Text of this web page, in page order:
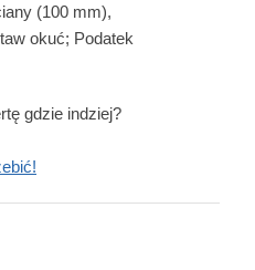
(100 mm),
okuć; Podatek
gdzie indziej?